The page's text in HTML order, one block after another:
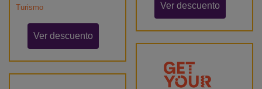
Turismo
Ver descuento
Ver descuento